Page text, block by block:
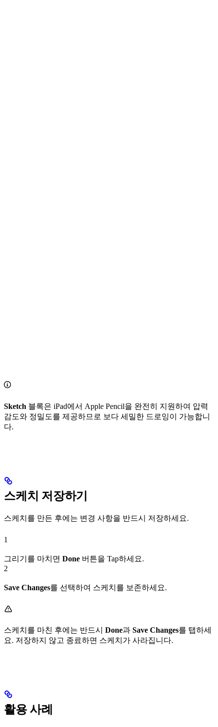
Sketch 블록은 iPad에서 Apple Pencil을 완전히 지원하여 압력
감도와 정밀도를 제공하므로 보다 세밀한 드로잉이 가능합니
다.
스케치 저장하기
스케치를 만든 후에는 변경 사항을 반드시 저장하세요.
1
그리기를 마치면 Done 버튼을 Tap하세요.
2
Save Changes를 선택하여 스케치를 보존하세요.
스케치를 마친 후에는 반드시 Done과 Save Changes를 탭하세
요. 저장하지 않고 종료하면 스케치가 사라집니다.
활용 사례